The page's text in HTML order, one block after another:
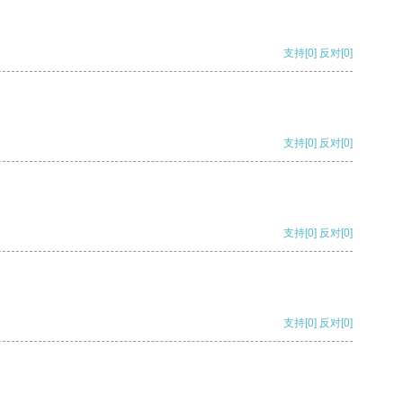
支持[0] 反对[0]
支持[0] 反对[0]
支持[0] 反对[0]
支持[0] 反对[0]